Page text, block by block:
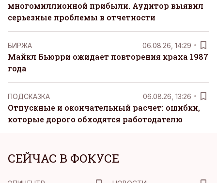
многомиллионной прибыли. Аудитор выявил
серьезные проблемы в отчетности
БИРЖА 06.08.26, 14:29
Майкл Бьюрри ожидает повторения краха 1987
года
ПОДСКАЗКА 06.08.26, 13:26
Отпускные и окончательный расчет: ошибки,
которые дорого обходятся работодателю
СЕЙЧАС В ФОКУСЕ